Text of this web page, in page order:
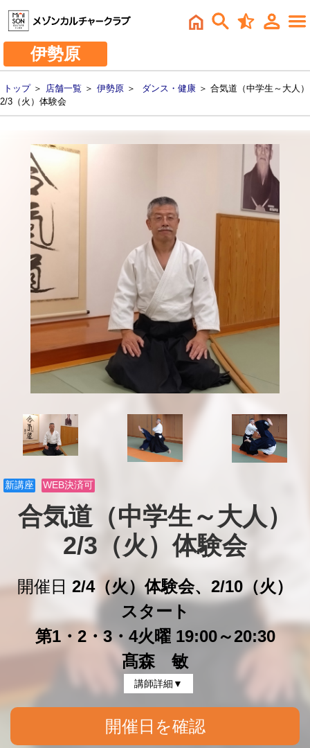
伊勢原
トップ＞ 店舗一覧 ＞ 伊勢原 ＞ ダンス・健康 ＞ 合気道（中学生～大人）
2/3（火）体験会
新講座 WEB決済可
合気道（中学生～大人）
2/3（火）体験会
開催日 2/4（火）体験会、2/10（火）
スタート
第1・2・3・4火曜 19:00～20:30
髙森 敏
講師詳細▼
開催日を確認